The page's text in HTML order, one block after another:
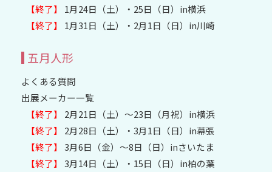
【終了】
1月24日（土）・25日（日）in横浜
【終了】
1月31日（土）・2月1日（日）in川崎
五月人形
よくある質問
出展メーカー一覧
【終了】
2月21日（土）～23日（月祝）in横浜
【終了】
2月28日（土）・3月1日（日）in幕張
【終了】
3月6日（金）～8日（日）inさいたま
【終了】
3月14日（土）・15日（日）in柏の葉